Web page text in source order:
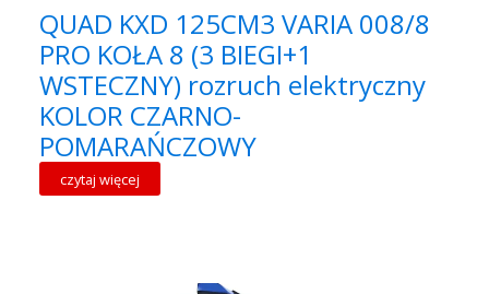
QUAD KXD 125CM3 VARIA 008/8
PRO KOŁA 8 (3 BIEGI+1
WSTECZNY) rozruch elektryczny
KOLOR CZARNO-
POMARAŃCZOWY
czytaj więcej